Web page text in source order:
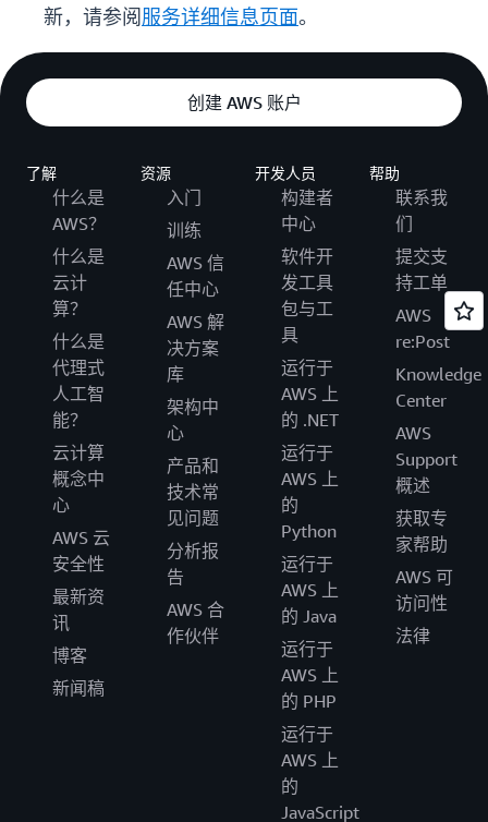
新，请参阅 服务详细信息页面。
创建 AWS 账户
了解
什么是
AWS？
什么是
云计
算？
什么是
代理式
人工智
能？
云计算
概念中
心
AWS 云
安全性
最新资
讯
博客
新闻稿
资源
入门
训练
AWS 信
任中心
AWS 解
决方案
库
架构中
心
产品和
技术常
见问题
分析报
告
AWS 合
作伙伴
开发人员
构建者
中心
软件开
发工具
包与工
具
运行于
AWS 上
的 .NET
运行于
AWS 上
的
Python
运行于
AWS 上
的 Java
运行于
AWS 上
的 PHP
运行于
AWS 上
的
JavaScript
帮助
联系我
们
提交支
持工单
AWS
re:Post
Knowledge
Center
AWS
Support
概述
获取专
家帮助
AWS 可
访问性
法律